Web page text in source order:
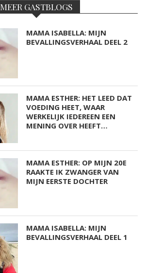
MEER GASTBLOGS
MAMA ISABELLA: MIJN
BEVALLINGSVERHAAL DEEL 2
MAMA ESTHER: HET LEED DAT
VOEDING HEET, WAAR
WERKELIJK IEDEREEN EEN
MENING OVER HEEFT…
MAMA ESTHER: OP MIJN 20E
RAAKTE IK ZWANGER VAN
MIJN EERSTE DOCHTER
MAMA ISABELLA: MIJN
BEVALLINGSVERHAAL DEEL 1